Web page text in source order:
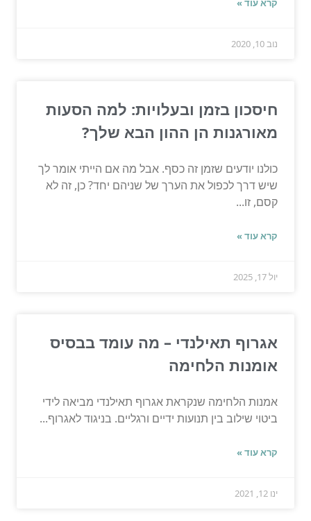
קרא עוד »
נוב 10, 2020
חיסכון בזמן ובעלויות: למה הסעות
מאורגנות הן ההון הבא שלך?
כולנו יודעים שזמן זה כסף. אבל מה אם הייתי אומר לך
שיש דרך לכפול את הערך של שניהם יחד? כן, זה לא
קסם, זו...
קרא עוד »
יול 17, 2025
אגרוף תאילנדי – מה עומד בבסיס
אומנות הלחימה
אמנות הלחימה שנקראת אגרוף תאילנדי מביאה לידי
ביטוי שילוב בין תנועות ידיים ורגליים. בניגוד לאגרוף...
קרא עוד »
ינו 12, 2021